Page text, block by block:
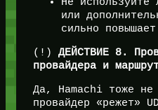
или
сильно
(!) ДЕЙСТВИЕ 8.
провайдера и
Да, Hamachi тоже
провайдер «режет»